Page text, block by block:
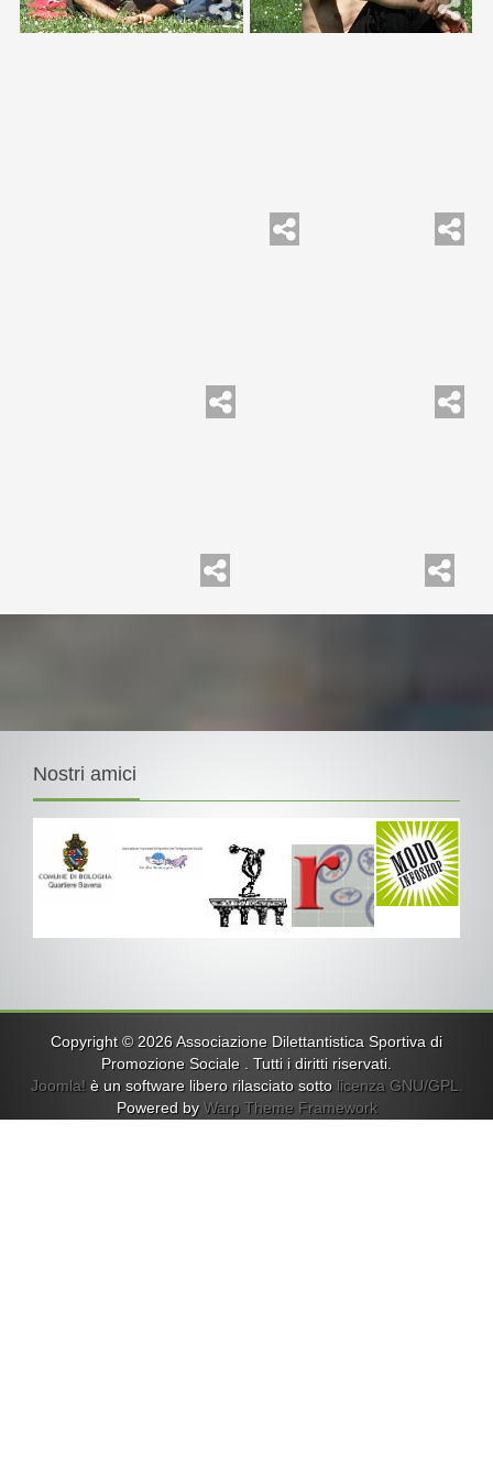
Nostri amici
Copyright © 2026 Associazione Dilettantistica Sportiva di
Promozione Sociale . Tutti i diritti riservati.
Joomla!è un software libero rilasciato sotto licenza GNU/GPL.
Powered byWarp Theme Framework